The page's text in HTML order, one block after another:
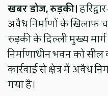
खबर डोज, रुड़की।
अवैध निर्माणों के खिलाफ
रुड़की के दिल्ली मुख्य
निर्माणाधीन भवन को
कार्रवाई से क्षेत्र में अवैध
गया है।